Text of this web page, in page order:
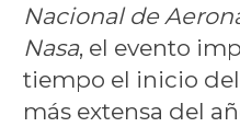
Nacional de
Nasa, el evento
tiempo el inicio
más extensa del